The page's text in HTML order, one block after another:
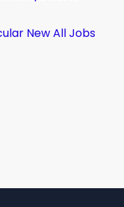
New All Jobs